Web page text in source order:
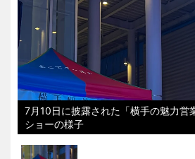
7月10日に披露された「横手の魅力営
ショーの様子